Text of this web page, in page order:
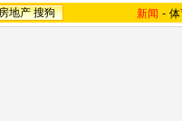
地产 搜狗 新闻 -